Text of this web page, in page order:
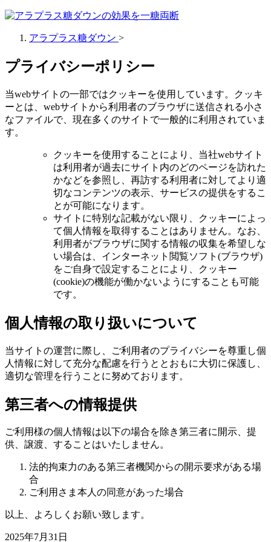
アラプラス糖ダウン >
プライバシーポリシー
当webサイトの一部ではクッキーを使用しています。クッキ
ーとは、webサイトから利用者のブラウザに送信される小さ
なファイルで、現在多くのサイトで一般的に利用されていま
す。
クッキーを使用することにより、当社webサイト
は利用者が過去にサイト内のどのページを訪れた
かなどを参照し、再訪する利用者に対してより適
切なコンテンツの表示、サービスの提供をするこ
とが可能になります。
サイトに特別な記載がない限り、クッキーによっ
て個人情報を取得することはありません。なお、
利用者がブラウザに関する情報の収集を希望しな
い場合は、インターネット閲覧ソフト(ブラウザ)
をご自身で設定することにより、クッキー
(cookie)の機能が働かないようにすることも可能
です。
個人情報の取り扱いについて
当サイトの運営に際し、ご利用者のプライバシーを尊重し個
人情報に対して充分な配慮を行うととおもに大切に保護し、
適切な管理を行うことに努めております。
第三者への情報提供
ご利用様の個人情報は以下の場合を除き第三者に開示、提
供、譲渡、することはいたしません。
法的拘束力のある第三者機関からの開示要求がある場
合
ご利用さま本人の同意があった場合
以上、よろしくお願い致します。
2025年7月31日